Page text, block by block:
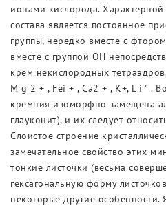
ионами кислорода.
состава является постоянное
группы, нередко вместе с
вместе с группой ОН
крем некислородных
M g 2 + , Fei + , Са2 + , К+, L i " .
кремния изоморфно замещена
глауконит), и их следует
Слоистое строение
замечательное свойство этих
тонкие листочки (весьма
гексагональную форму
некоторые другие особенности.